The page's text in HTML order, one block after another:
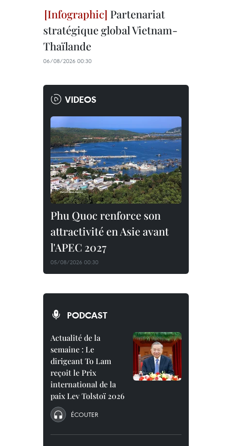
Partenariat
stratégique global Vietnam-
Thaïlande
06/08/2026 00:30
VIDEOS
Phu Quoc renforce son
attractivité en Asie avant
l'APEC 2027
05/08/2026 00:30
PODCAST
Actualité de la
semaine : Le
dirigeant To Lam
reçoit le Prix
international de la
paix Lev Tolstoï 2026
ÉCOUTER